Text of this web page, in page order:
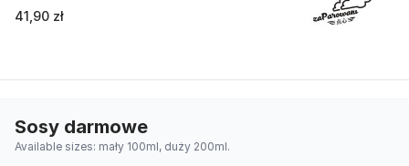
41,90 zł
Sosy darmowe
Available sizes: mały 100ml, duży 200ml.